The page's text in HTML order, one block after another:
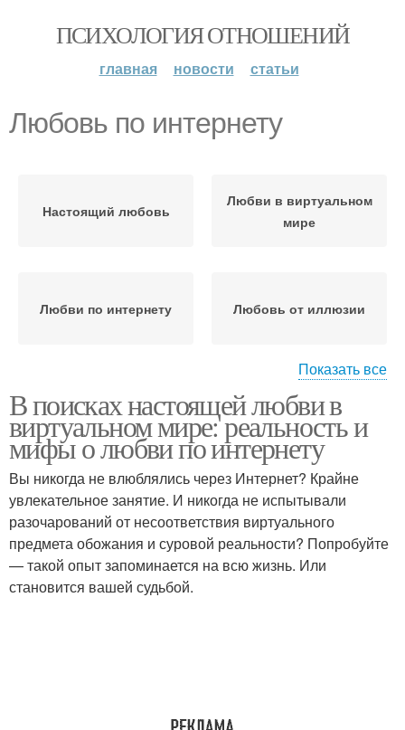
ПСИХОЛОГИЯ ОТНОШЕНИЙ
главная новости статьи
Любовь по интернету
Настоящий любовь
Любви в виртуальном
мире
Любви по интернету Любовь от иллюзии
Чувства в интернете Переход из интернета
Традиционная любовь Любовь в браке
Показать все
В поисках настоящей любви в
виртуальном мире: реальность и
мифы о любви по интернету
Вы никогда не влюблялись через Интернет? Крайне
увлекательное занятие. И никогда не испытывали
разочарований от несоответствия виртуального
предмета обожания и суровой реальности? Попробуйте
— такой опыт запоминается на всю жизнь. Или
становится вашей судьбой.